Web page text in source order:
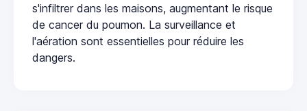
s'infiltrer dans les maisons, augmentant le risque
de cancer du poumon. La surveillance et
l'aération sont essentielles pour réduire les
dangers.